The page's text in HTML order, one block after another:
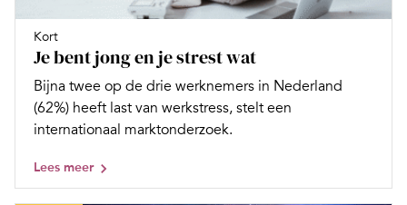
Kort
Je bent jong en je strest wat
Bijna twee op de drie werknemers in Nederland
(62%) heeft last van werkstress, stelt een
internationaal marktonderzoek.
Lees meer